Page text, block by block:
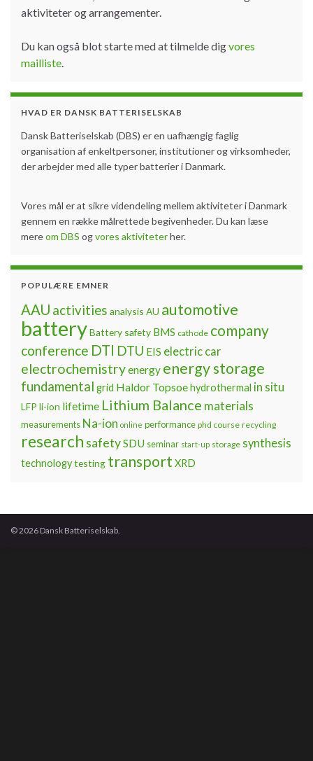
aktiviteter og arrangementer.
Du kan også blot starte med at tilmelde digvores
mailliste
HVAD ER DANSK BATTERISELSKAB
Dansk Batteriselskab (DBS) er en uafhængig faglig
organisation af enkeltpersoner, institutioner og virksomheder,
der arbejder med alle typer batterier i Danmark.
Vores mål er at sikre videndeling mellem aktiviteter i Danmark
gennem en række målrettede begivenheder. Du kan læse
mereom DBS ogvores aktiviteterher.
POPULÆRE EMNER
AAU activities analysis AU automotive
batteryBattery safety BMS cathode company
conference DTI DTU EIS electric car
electrochemistryenergy energy storage
fundamental grid Haldor Topsoehydrothermal in situ
LFP li-ion lifetime Lithium Balance materials
measurements Na-ion online performance phd course recycling
research safetySDU seminar start-up storage synthesis
technologytesting transport XRD
© 2026 Dansk Batteriselskab.